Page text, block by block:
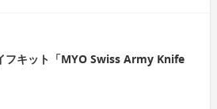
フキット「MYO Swiss Army Knife